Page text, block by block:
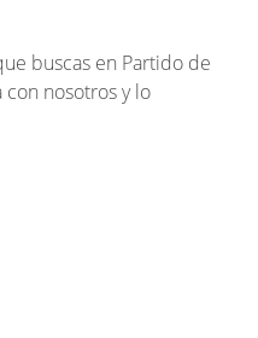
buscas en Partido de
con nosotros y lo